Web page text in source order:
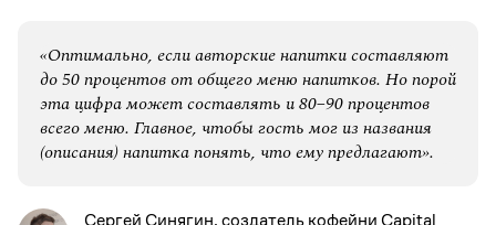
«Оптимально, если авторские напитки составляют
до 50 процентов от общего меню напитков. Но порой
эта цифра может составлять и 80−90 процентов
всего меню. Главное, чтобы гость мог из названия
(описания) напитка понять, что ему предлагают».
Сергей Синягин, создатель кофейни Capital